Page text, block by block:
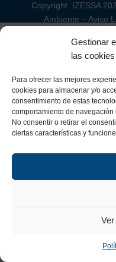
Gestionar
las cookies
Para ofrecer las mejores
cookies para almacenar y/o
consentimiento de estas
comportamiento de
No consentir o retirar el
ciertas características y
Copyright. IZESSA
Ambiente –Aviso